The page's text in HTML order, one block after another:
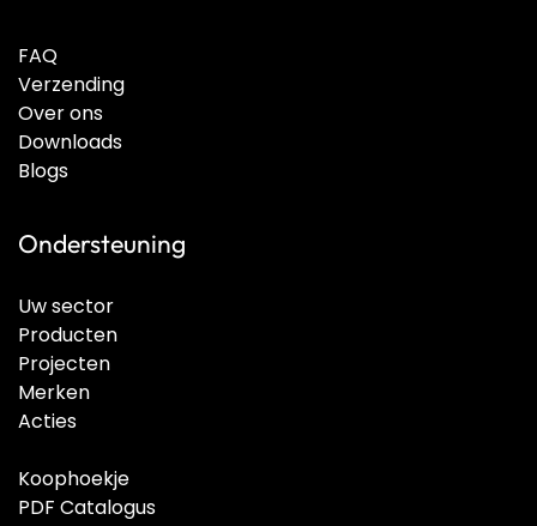
FAQ
Verzending
Over ons
Downloads
Blogs
Ondersteuning
Uw sector
Producten
Projecten
Merken
Acties
Koophoekje
PDF Catalogus